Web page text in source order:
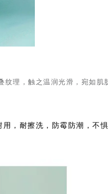
纹理，触之温润光滑，宛如肌
，耐擦洗，防霉防潮，不